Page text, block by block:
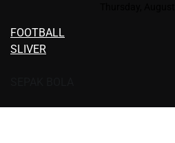
content
FOOTBALL
SLIVER